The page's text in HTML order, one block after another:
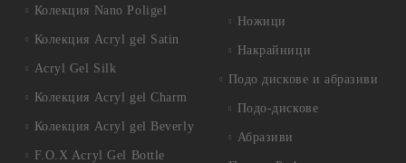
Колекция Nano Poligel
Колекция Acryl gel Satin
Acryl Gel Silk
Колекция Acryl gel Charm
Колекция Acryl gel Beverly
F.O.X Acryl Gel Bottle
Ножици
Накрайници
Подо дискове и абразиви
Подо-дискове
Абразиви